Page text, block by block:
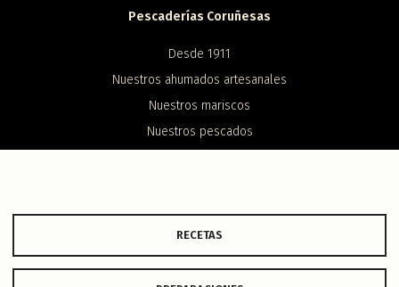
RECETAS
Pescaderías Coruñesas
Desde 1911
Nuestros ahumados artesanales
Nuestros mariscos
Nuestros pescados
Facebook